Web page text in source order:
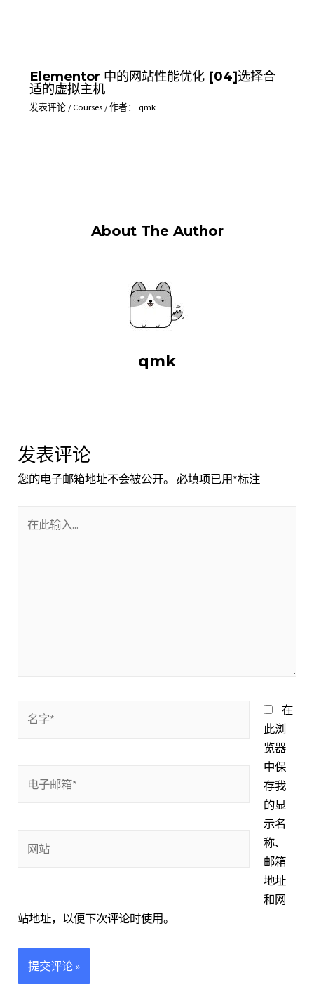
Elementor 中的网站性能优化 [04]选择合
适的虚拟主机
发表评论 /Courses/ 作者： qmk
About The Author
qmk
发表评论
您的电子邮箱地址不会被公开。 必填项已用*标注
站
在
此浏
览器
中保
存我
的显
示名
称、
邮箱
地址
和网
站地址，以便下次评论时使用。